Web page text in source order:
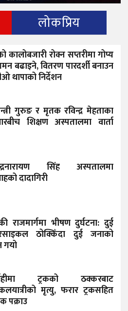
लोकप्रिय
कालोबजारी रोक्न सप्तरीमा गोप्य
बढाइने, वितरण पारदर्शी बनाउन
थापाको निर्देशन
गुरुङ र मृतक रविन्द्र मेहताका
शिक्षण अस्पतालमा वार्ता
सिंह अस्पतालमा
दादागिरी
राजमार्गमा भीषण दुर्घटना: दुई
ठोक्किँदा दुई जनाको
गयो
ट्रकको ठक्करबाट
मृत्यु, फरार ट्रकसहित
पक्राउ